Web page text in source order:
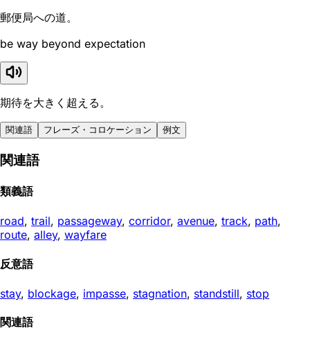
郵便局への道。
be way beyond expectation
期待を大きく超える。
関連語 フレーズ・コロケーション 例文
関連語
類義語
road, trail, passageway, corridor, avenue, track, path,
route, alley, wayfare
反意語
stay, blockage, impasse, stagnation, standstill, stop
関連語